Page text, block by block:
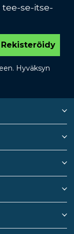
tee-se-itse-
Rekisteröidy
Hyväksyn